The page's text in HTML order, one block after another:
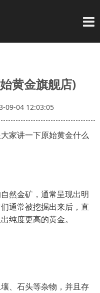
导
黄金旗舰店)
09-04 12:03:05
家讲一下原始黄金什么
然金矿，通常呈现出明
通常被挖掘出来后，直
纯度更高的黄金。
、石头等杂物，并且存